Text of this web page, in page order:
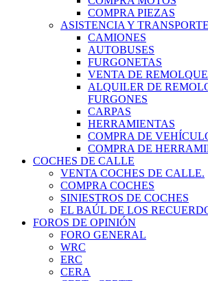
COMPRA PIEZAS
ASISTENCIA Y TRANSPORTE
CAMIONES
AUTOBUSES
FURGONETAS
VENTA DE
ALQUILER DE
FURGONES
CARPAS
HERRAMIENTAS
COMPRA DE
COMPRA DE
COCHES DE CALLE
VENTA COCHES DE CALLE.
COMPRA COCHES
SINIESTROS DE COCHES
EL BAÚL DE LOS
FOROS DE OPINIÓN
FORO GENERAL
WRC
ERC
CERA